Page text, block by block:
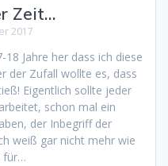
Zeit…
2017
Jahre her dass ich diese
der Zufall wollte es, dass
Eigentlich sollte jeder
schon mal ein
der Inbegriff der
weiß gar nicht mehr wie
für…